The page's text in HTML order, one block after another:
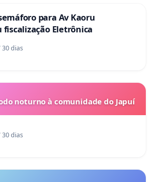
para Av Kaoru
Eletrônica
30 dias
noturno à comunidade do Japuí
30 dias